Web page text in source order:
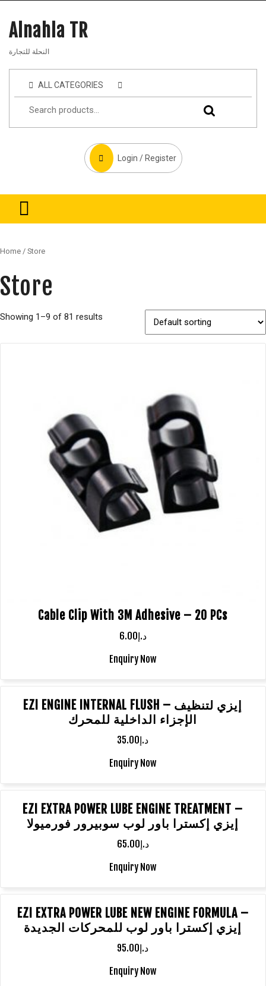
Alnahla TR
النحلة للتجارة
ALL CATEGORIES
Login / Register
Home / Store
Store
Showing 1–9 of 81 results
Cable Clip With 3M Adhesive – 20 PCs
د.إ6.00
Enquiry Now
EZI ENGINE INTERNAL FLUSH – إيزي لتنظيف
الإجزاء الداخلية للمحرك
د.إ35.00
Enquiry Now
EZI EXTRA POWER LUBE ENGINE TREATMENT –
إيزي إكسترا باور لوب سوبيرور فورميولا
د.إ65.00
Enquiry Now
EZI EXTRA POWER LUBE NEW ENGINE FORMULA –
إيزي إكسترا باور لوب للمحركات الجديدة
د.إ95.00
Enquiry Now